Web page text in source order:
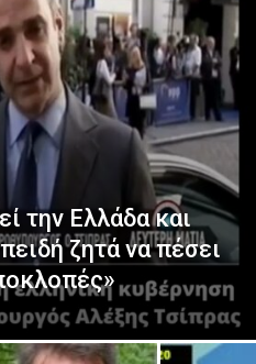
την Ελλάδα και
ζητά να πέσει